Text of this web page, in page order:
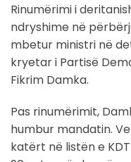
Rinumërimi i
ndryshime në
mbetur ministri në
kryetar i Partisë
Fikrim Damka.
Pas rinumërimit,
humbur mandatin.
katërt në listën e